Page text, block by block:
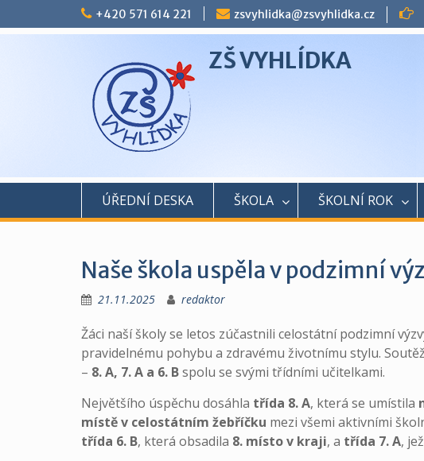
to
+420 571 614 221 zsvyhlidka@zsvyhlidka.cz
ZŠ VYHLÍDKA
ÚŘEDNÍ DESKA ŠKOLA ŠKOLNÍ ROK
Naše škola uspěla v podzimní
21.11.2025 redaktor
Žáci naší školy se letos zúčastnili celostátní podzimní
pravidelnému pohybu a zdravému životnímu stylu.
– 8. A, 7. A a 6. Bspolu se svými třídními učitelkami.
Největšího úspěchu dosáhla třída 8. A, která se umístila
místě v celostátním žebříčku mezi všemi aktivními
třída 6. B, která obsadila 8. místo v kraji, a třída 7. A,